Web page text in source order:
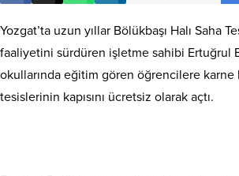
Yozgat’ta uzun yıllar Bölükbaşı Halı Saha
faaliyetini sürdüren işletme sahibi Ertuğrul
okullarında eğitim gören öğrencilere karne
tesislerinin kapısını ücretsiz olarak açtı.